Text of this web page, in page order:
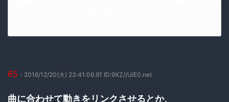
65 ：2016/12/20(火) 23:41:06.91 ID:9XZ//U/E0.net
曲に合わせて動きをリンクさせるとか、